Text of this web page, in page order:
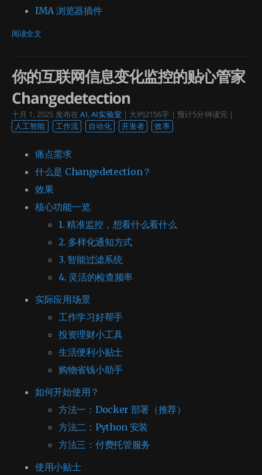
IMA 浏览器插件
阅读全文
你的互联网信息变化监控的贴心管家
Changedetection
十月 1, 2025 发布在 AI,AI实验室 | 大约2156字 | 预计5分钟读完 |
人工智能
工作流 自动化 开发者 效率
痛点需求
什么是 Changedetection？
效果
核心功能一览
1. 精准监控，想看什么看什么
2. 多样化通知方式
3. 智能过滤系统
4. 灵活的检查频率
实际应用场景
工作学习好帮手
投资理财小工具
生活便利小贴士
购物省钱小助手
如何开始使用？
方法一：Docker 部署（推荐）
方法二：Python 安装
方法三：付费托管服务
使用小贴士